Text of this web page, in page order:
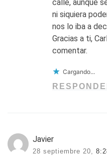
calle, aunque
ni siquiera
nos lo iba a
Gracias a ti,
comentar.
Cargando...
Javier
28 septiembre 20,